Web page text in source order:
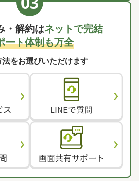
・解約はネットで完結
ート体制も万全
法をお選びいただけます